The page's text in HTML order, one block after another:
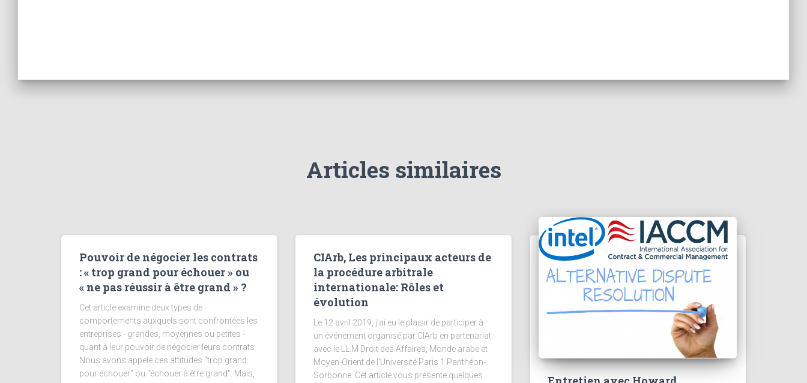
Articles similaires
Pouvoir de négocier les contrats
: « trop grand pour échouer » ou
« ne pas réussir à être grand » ?
Cet article examine deux types de
comportements auxquels sont confrontées les
entreprises - grandes, moyennes ou petites -
quant à leur pouvoir de négocier leurs contrats.
Nous avons appelé ces attitudes "trop grand
pour échouer" ou "échouer à être grand". Mais,
CIArb, Les principaux acteurs de
la procédure arbitrale
internationale: Rôles et
évolution
Le 12 avril 2019, j'ai eu le plaisir de participer à
un événement organisé par CIArb en partenariat
avec le LL.M Droit des Affaires, Monde arabe et
Moyen-Orient de l'Université Paris 1 Panthéon-
Sorbonne. Cet article vous présente quelques